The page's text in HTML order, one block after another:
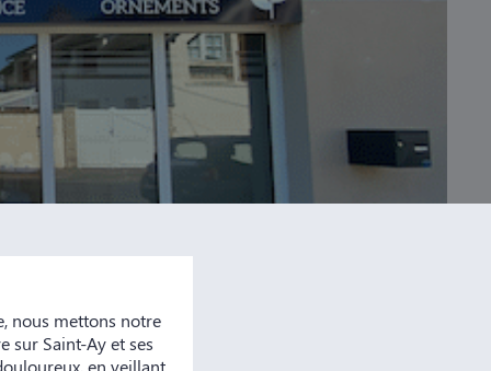
nous mettons notre
sur Saint-Ay et ses
en veillant